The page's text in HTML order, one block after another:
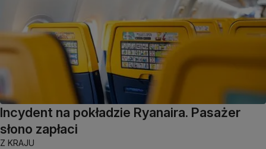
Incydent na pokładzie Ryanaira. Pasażer
słono zapłaci
Z KRAJU